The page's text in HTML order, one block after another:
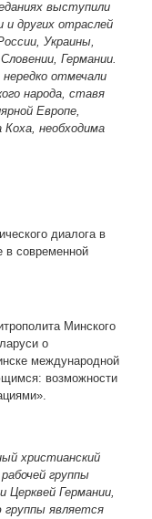
выступили
и других отраслей
Украины,
Германии.
отмечали
народа, ставя
Европе,
Коха, необходима
диалога в
в современной
Минского
о
международной
возможности
христианский
группы
Германии,
является